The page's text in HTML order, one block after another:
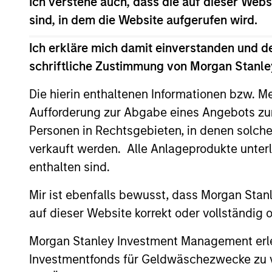
sind, in dem die Website aufgerufen wird.
Ich erkläre mich damit einverstanden und
schriftliche Zustimmung von Morgan
Die hierin enthaltenen Informationen bzw.
Aufforderung zur Abgabe eines Angebots
Personen in Rechtsgebieten, in denen
verkauft werden. Alle Anlageprodukte
enthalten sind.
Mir ist ebenfalls bewusst, dass Morgan
auf dieser Website korrekt oder vollständig
Morgan Stanley Investment Management
Investmentfonds für Geldwäschezwecke
Dieses Material enthält Informationen über die Teilfonds
Variable). (die „Gesellschaft“), die im Großherzogtum
Anträge auf Anteile an den Teilfonds sollten erst
Document („KIID“), der Jahres- und Halbjahresbericht
Centre, 6B route de Trèves, L-2633 Senningerberg,
Informationen in Bezug auf Nachhaltigkeitsaspekte des
Italienische Anleger sollten darüber hinaus das
Hongkong“ im Verkaufsprospekt beachten.
Halbjahresberichte sowie zusätzliche Informationen
Général-Dufour, 1204 Genf, Schweiz. Die Schweizer
Beendet die Verwaltungsgesellschaft des
registriert ist, so geschieht dies in Übereinstimmung mit
Performanceangaben werden auf Basis der
Anteilen anfallen, werden nicht berücksichtigt. Alle